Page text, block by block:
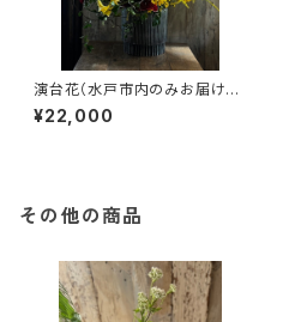
演台花（水戸市内のみお届け
可）（TA32）
¥22,000
その他の商品